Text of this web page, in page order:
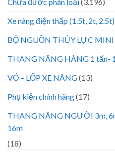
Xe nâng điện thấp (1.5t, 2t, 2.5t)
BỘ NGUỒN THỦY LỰC MINI
THANG NÂNG HÀNG 1 tấn-
VỎ – LỐP XE NÂNG(13)
Phụ kiện chính hãng(17)
THANG NÂNG NGƯỜI 3m,
16m
(18)